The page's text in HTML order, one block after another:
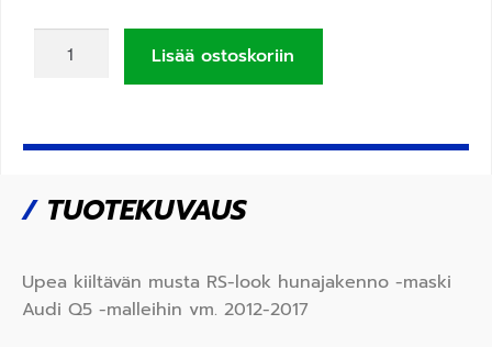
Lisää ostoskoriin
/TUOTEKUVAUS
Upea kiiltävän musta RS-look hunajakenno -maski
Audi Q5 -malleihin vm. 2012-2017